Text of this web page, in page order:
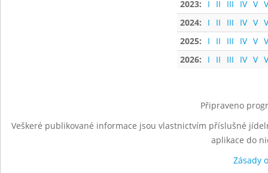
2023:
I II III IV V
2024:
I II III IV V
2025:
I II III IV V
2026:
I II III IV V
Připraveno
Veškeré publikované informace jsou vlastnictvím příslušné
aplikace do
Zásady